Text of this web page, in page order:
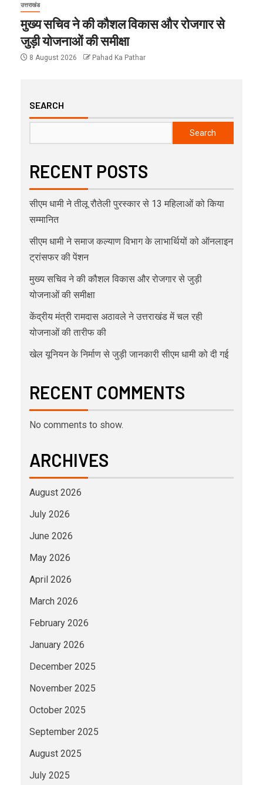
उत्तराखंड
मुख्य सचिव ने की कौशल विकास और रोजगार से
जुड़ी योजनाओं की समीक्षा
8 August 2026 Pahad Ka Pathar
SEARCH
Search
RECENT POSTS
सीएम धामी ने तीलू रौतेली पुरस्कार से 13 महिलाओं को किया
सम्मानित
सीएम धामी ने समाज कल्याण विभाग के लाभार्थियों को ऑनलाइन
ट्रांसफर की पेंशन
मुख्य सचिव ने की कौशल विकास और रोजगार से जुड़ी
योजनाओं की समीक्षा
केंद्रीय मंत्री रामदास अठावले ने उत्तराखंड में चल रही
योजनाओं की तारीफ की
खेल यूनियन के निर्माण से जुड़ी जानकारी सीएम धामी को दी गई
RECENT COMMENTS
No comments to show.
ARCHIVES
August 2026
July 2026
June 2026
May 2026
April 2026
March 2026
February 2026
January 2026
December 2025
November 2025
October 2025
September 2025
August 2025
July 2025